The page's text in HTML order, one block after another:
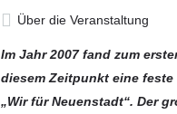
Über die Veranstaltung
Im Jahr 2007 fand zum
diesem Zeitpunkt eine
„Wir für Neuenstadt“. Der